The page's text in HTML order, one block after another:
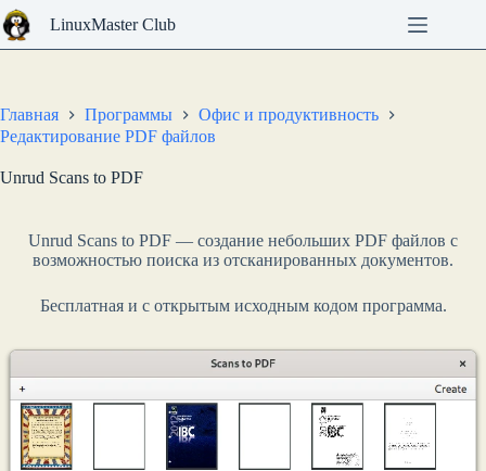
Перейти
к
сути
LinuxMaster Club
Главная Программы
Офис и продуктивность
Редактирование PDF файлов
Unrud Scans to PDF
Unrud Scans to PDF — создание небольших PDF файлов с
возможностью поиска из отсканированных документов.
Бесплатная и с открытым исходным кодом программа.